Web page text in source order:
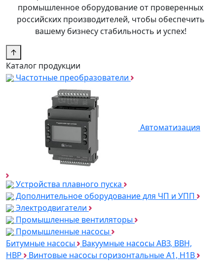
промышленное оборудование от проверенных
российских производителей, чтобы обеспечить
вашему бизнесу стабильность и успех!
↑
Каталог продукции
Частотные преобразователи
Автоматизация
Устройства плавного пуска
Дополнительное оборудование для ЧП и УПП
Электродвигатели
Промышленные вентиляторы
Промышленные насосы
Битумные насосы
Вакуумные насосы АВЗ, ВВН,
НВР
Винтовые насосы горизонтальные А1, Н1В